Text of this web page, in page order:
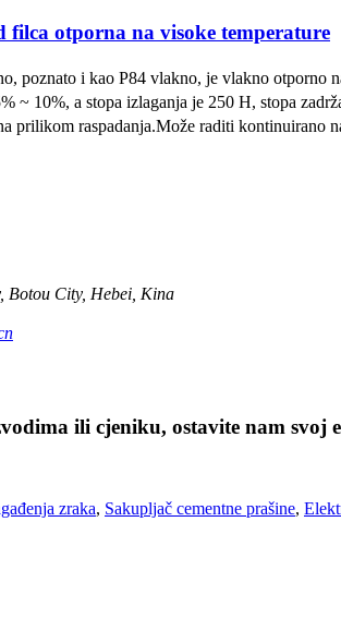
filca otporna na visoke temperature
poznato i kao P84 vlakno, je vlakno otporno
~ 10%, a stopa izlaganja je 250 H, stopa
prilikom raspadanja.Može raditi kontinuirano
Botou City, Hebei, Kina
ili cjeniku, ostavite nam
zraka, Sakupljač cementne prašine,